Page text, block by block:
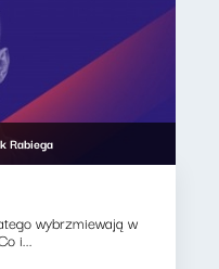
Rabiega
wybrzmiewają w
i...